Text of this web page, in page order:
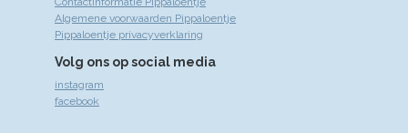
Algemene voorwaarden Pippaloentje
Pippaloentje privacyverklaring
Volg ons op social media
instagram
facebook